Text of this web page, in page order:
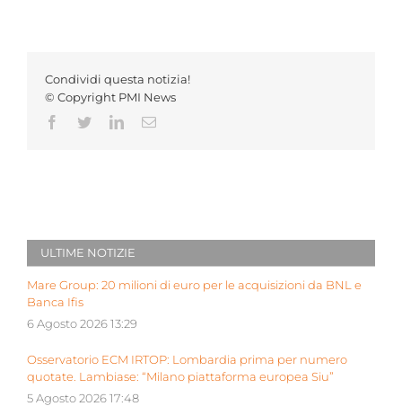
Condividi questa notizia!
© Copyright PMI News
Facebook
TwitterLinkedInEmail
ULTIME NOTIZIE
Mare Group: 20 milioni di euro per le acquisizioni da BNL e
Banca Ifis
6 Agosto 2026 13:29
Osservatorio ECM IRTOP: Lombardia prima per numero
quotate. Lambiase: “Milano piattaforma europea Siu”
5 Agosto 2026 17:48